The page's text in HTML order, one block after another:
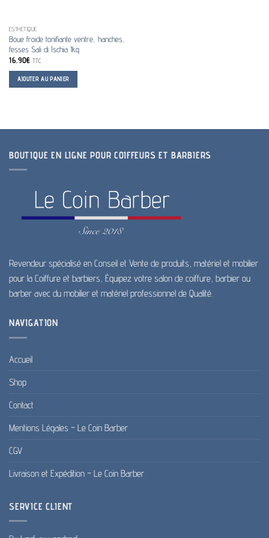
ESTHETIQUE
Boue froide tonifiante ventre, hanches,
fesses Sali di Ischia 1kg
16.90€ TTC
AJOUTER AU PANIER
BOUTIQUE EN LIGNE POUR COIFFEURS ET BARBIERS
Revendeur spécialisé en Conseil et Vente de produits, matériel et mobilier
pour la Coiffure et barbiers, Équipez votre salon de coiffure, barbier ou
barber avec du mobilier et matériel professionnel de Qualité.
NAVIGATION
Accueil
Shop
Contact
Mentions Légales – Le Coin Barber
CGV
Livraison et Expédition – Le Coin Barber
SERVICE CLIENT